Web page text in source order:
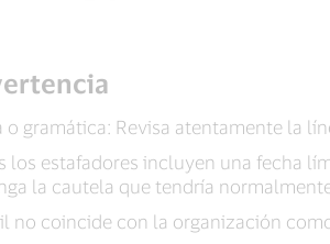
o gramática: Revisa atentamente la
los estafadores incluyen una fecha
la cautela que tendría
no coincide con la organización